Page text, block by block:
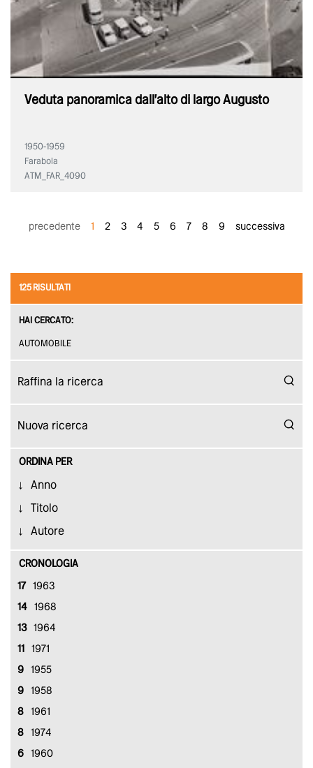
125 RISULTATI
HAI CERCATO:
AUTOMOBILE
ORDINA PER
Anno
Titolo
Autore
CRONOLOGIA
17 1963
14 1968
13 1964
11 1971
9 1955
9 1958
8 1961
8 1974
6 1960
Veduta panoramica dall'alto di largo Augusto
1950-1959
Farabola
ATM_FAR_4090
precedente 1 2 3 4 5 6 7 8 9 successiva